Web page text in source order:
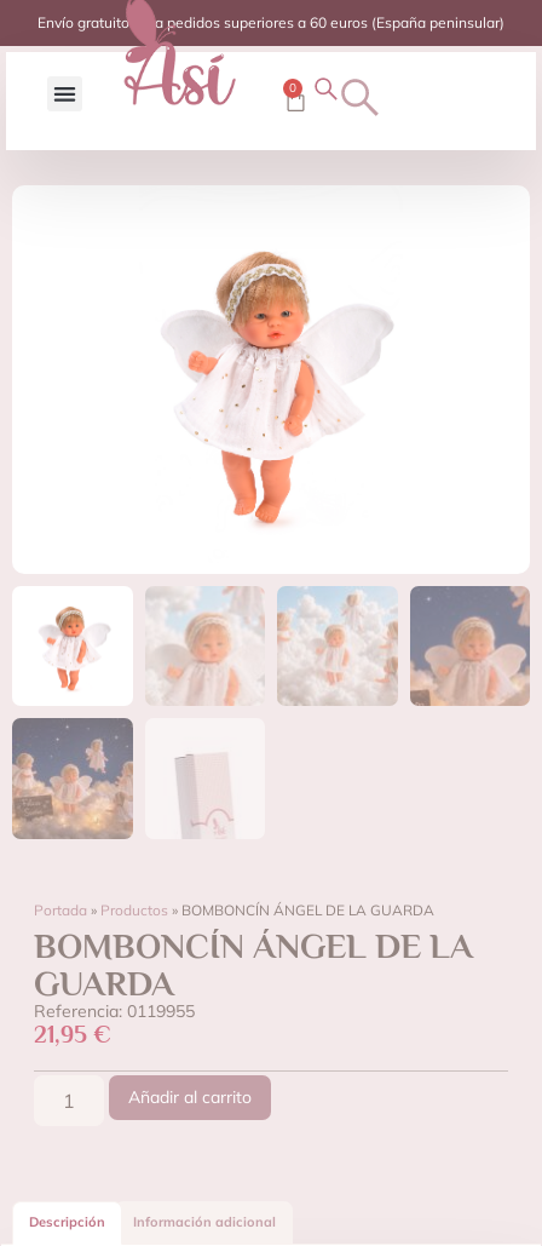
Envío gratuito para pedidos superiores a 60 euros (España peninsular)
0
Portada » Productos » BOMBONCÍN ÁNGEL DE LA GUARDA
BOMBONCÍN ÁNGEL DE LA
GUARDA
Referencia: 0119955
21,95 €
Añadir al carrito
Descripción Información adicional